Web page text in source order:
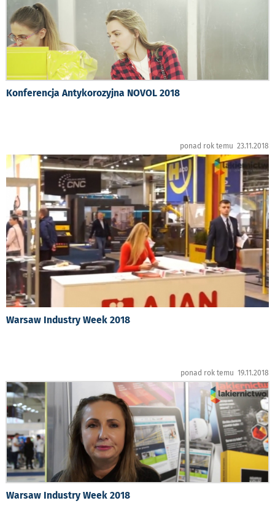
Konferencja Antykorozyjna NOVOL 2018
ponad rok temu 23.11.2018
Warsaw Industry Week 2018
ponad rok temu 19.11.2018
Warsaw Industry Week 2018